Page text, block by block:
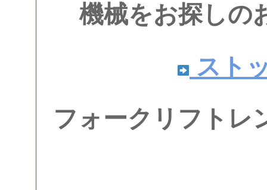
機械をお探しの
スト
フォークリフトレ